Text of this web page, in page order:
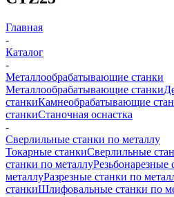
Главная
-
Каталог
-
Металлообрабатывающие станки
Металлообрабатывающие станки
станкиКамнеобрабатывающие
станкиСтаночная оснастка
-
Сверлильные станки по металлу
Токарные станкиСверлильные
станки по металлуРезьбонарезные
металлуРазрезные станки по
станкиШлифовальные станки по